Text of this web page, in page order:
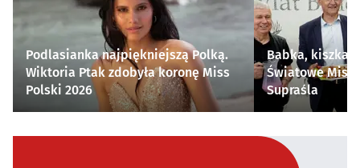
Podlasianka najpiękniejszą Polką.
Wiktoria Ptak zdobyła koronę Miss
Polski 2026
Babka, kiszka i
Światowe
Supraśla